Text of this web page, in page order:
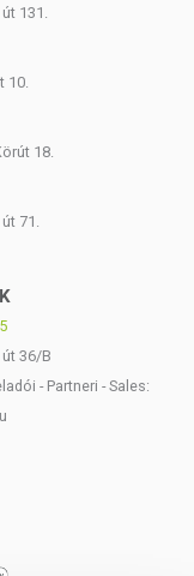
131.
10.
18.
71.
36/B
- Partneri - Sales: